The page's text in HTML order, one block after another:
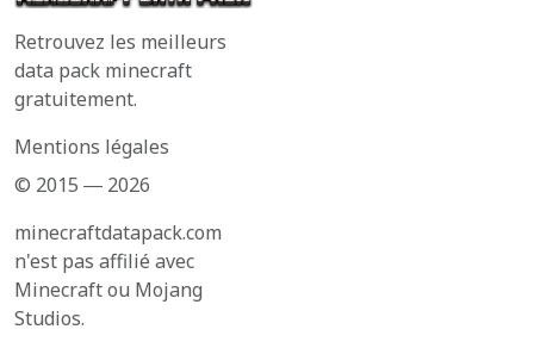
Retrouvez les meilleurs
data pack minecraft
gratuitement.
Mentions légales
© 2015 ― 2026
minecraftdatapack.com
n'est pas affilié avec
Minecraft ou Mojang
Studios.